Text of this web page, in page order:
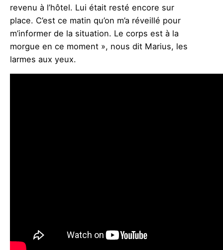
revenu à l’hôtel. Lui était resté encore sur
place. C’est ce matin qu’on m’a réveillé pour
m’informer de la situation. Le corps est à la
morgue en ce moment », nous dit Marius, les
larmes aux yeux.